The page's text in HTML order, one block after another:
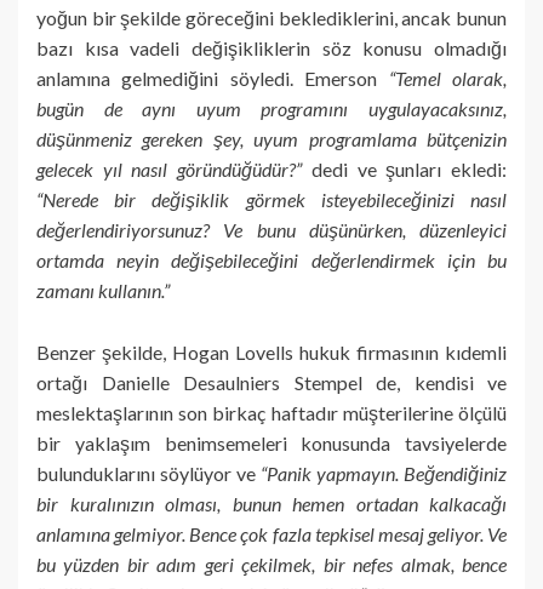
yoğun bir şekilde göreceğini beklediklerini, ancak bunun
bazı kısa vadeli değişikliklerin söz konusu olmadığı
anlamına gelmediğini söyledi. Emerson “Temel olarak,
bugün de aynı uyum programını uygulayacaksınız,
düşünmeniz gereken şey, uyum programlama bütçenizin
gelecek yıl nasıl göründüğüdür?”dedi ve şunları ekledi:
“Nerede bir değişiklik görmek isteyebileceğinizi nasıl
değerlendiriyorsunuz? Ve bunu düşünürken, düzenleyici
ortamda neyin değişebileceğini değerlendirmek için bu
zamanı kullanın.”
Benzer şekilde, Hogan Lovells hukuk firmasının kıdemli
ortağı Danielle Desaulniers Stempel de, kendisi ve
meslektaşlarının son birkaç haftadır müşterilerine ölçülü
bir yaklaşım benimsemeleri konusunda tavsiyelerde
bulunduklarını söylüyor ve “Panik yapmayın. Beğendiğiniz
bir kuralınızın olması, bunun hemen ortadan kalkacağı
anlamına gelmiyor. Bence çok fazla tepkisel mesaj geliyor. Ve
bu yüzden bir adım geri çekilmek, bir nefes almak, bence